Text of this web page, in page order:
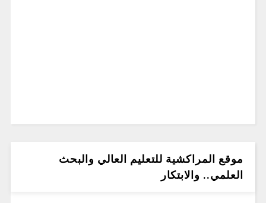
موقع المراكشية للتعليم العالي والبحث
العلمي.. والابتكار